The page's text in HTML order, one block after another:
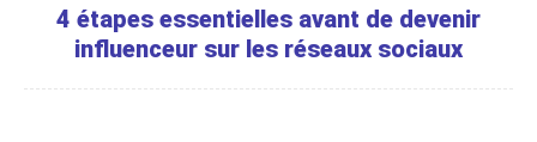
4 étapes essentielles avant de devenir
influenceur sur les réseaux sociaux